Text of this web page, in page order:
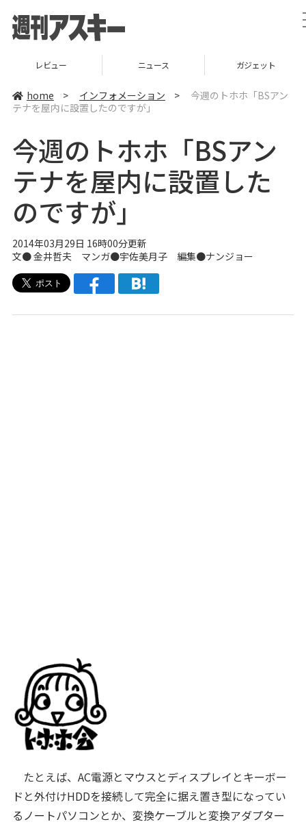
レビュー ニュース ガジェット
home > インフォメーション >
今週のトホホ「BSアン
テナを屋内に設置したのですが」
今週のトホホ「BSアン
テナを屋内に設置した
のですが」
2014年03月29日 16時00分更新
文●金井哲夫マンガ●宇佐美月子編集●ナンジョー
たとえば、AC電源とマウスとディスプレイとキーボー
ドと外付けHDDを接続して完全に据え置き型になってい
るノートパソコンとか、変換ケーブルと変換アダプター